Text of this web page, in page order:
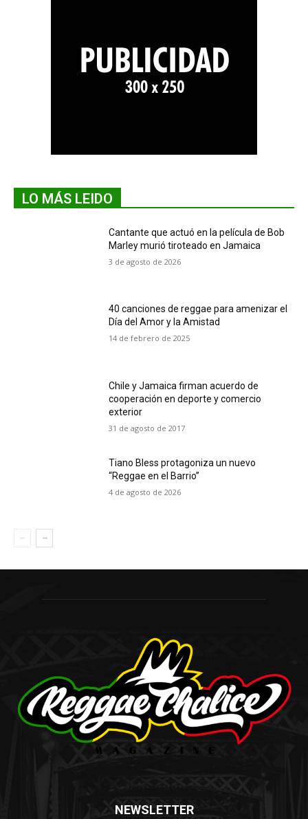
LO MÁS LEIDO
Cantante que actuó en la película de Bob
Marley murió tiroteado en Jamaica
3 de agosto de 2026
40 canciones de reggae para amenizar el
Día del Amor y la Amistad
14 de febrero de 2025
Chile y Jamaica firman acuerdo de
cooperación en deporte y comercio
exterior
31 de agosto de 2017
Tiano Bless protagoniza un nuevo
“Reggae en el Barrio”
4 de agosto de 2026
NEWSLETTER